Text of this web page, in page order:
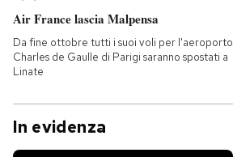
Air France lascia Malpensa
Da fine ottobre tutti i suoi voli per l'aeroporto
Charles de Gaulle di Parigi saranno spostati a
Linate
In evidenza